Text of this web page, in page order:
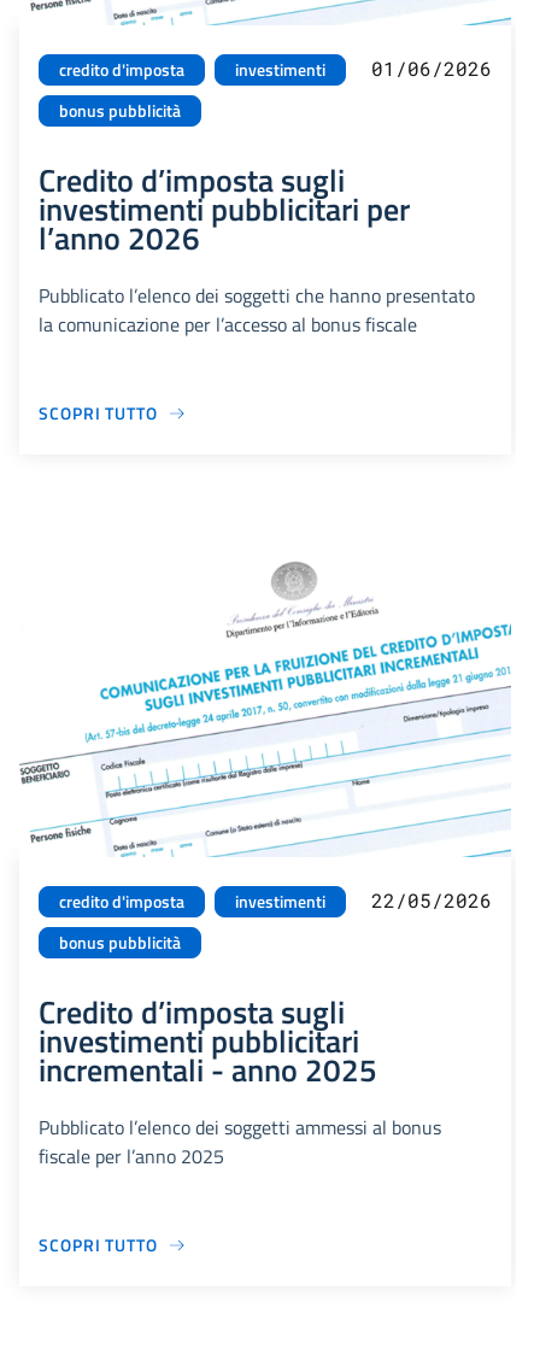
credito d'imposta
investimenti
bonus pubblicità
01/06/2026
Credito d’imposta sugli
investimenti pubblicitari per
l’anno 2026
Pubblicato l’elenco dei soggetti che hanno presentato
la comunicazione per l’accesso al bonus fiscale
SCOPRI TUTTO
credito d'imposta
investimenti
bonus pubblicità
22/05/2026
Credito d’imposta sugli
investimenti pubblicitari
incrementali - anno 2025
Pubblicato l’elenco dei soggetti ammessi al bonus
fiscale per l’anno 2025
SCOPRI TUTTO